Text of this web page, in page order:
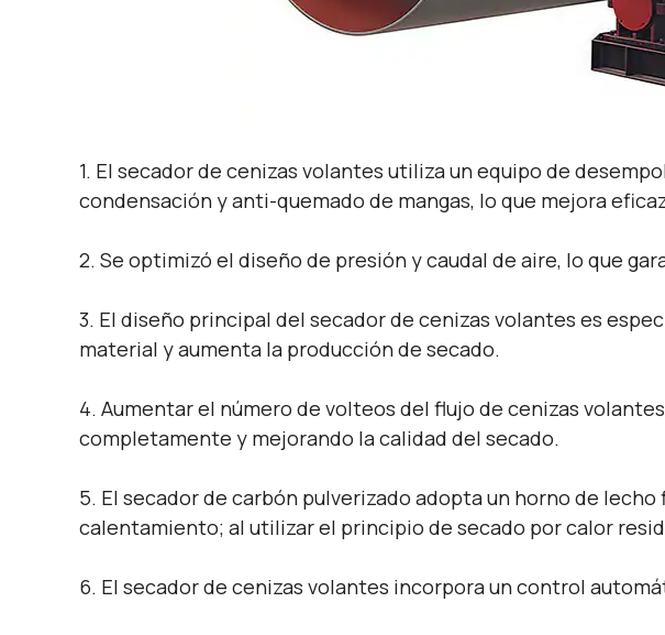
1. El secador de cenizas volantes utiliza un equipo de
condensación y anti-quemado de mangas, lo que mejora
2. Se optimizó el diseño de presión y caudal de aire, lo que
3. El diseño principal del secador de cenizas volantes es
material y aumenta la producción de secado.
4. Aumentar el número de volteos del flujo de cenizas
completamente y mejorando la calidad del secado.
5. El secador de carbón pulverizado adopta un horno de
calentamiento; al utilizar el principio de secado por calor
6. El secador de cenizas volantes incorpora un control